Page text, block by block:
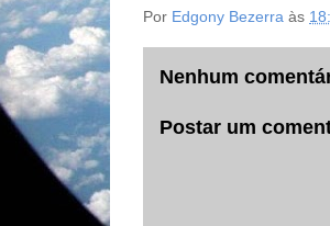
Por Edgony Bezerra às
Nenhum
Postar um